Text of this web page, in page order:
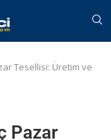
Tesellisi: Üretim ve
Pazar